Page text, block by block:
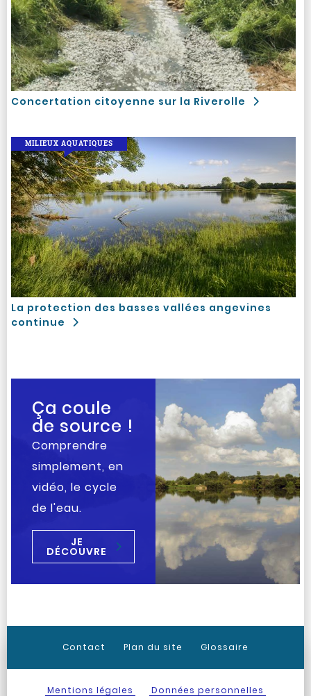
Concertation citoyenne sur la Riverolle
La protection des basses vallées angevines
continue
MILIEUX AQUATIQUES
Ça coule
de source !
Comprendre
simplement, en
vidéo, le cycle
de l'eau.
JE
DÉCOUVRE
Contact Plan du site Glossaire
Mentions légales
Données personnelles